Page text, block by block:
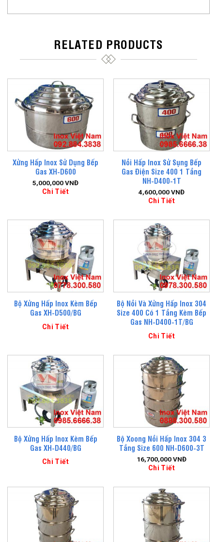
RELATED PRODUCTS
Xửng Hấp Inox Sử Dụng Bếp
Gas XH-D600
5,000,000VNĐ
Chi Tiết
Nồi Hấp Inox Sử Sụng Bếp
Gas Điện Size 400 1 Tầng
NH-D400-1T
4,600,000VNĐ
Chi Tiết
Bộ Xửng Hấp Inox Kèm Bếp
Gas XH-D500/BG
Chi Tiết
Bộ Nồi Và Xửng Hấp Inox 304
Size 400 Có 1 Tầng Kèm Bếp
Gas NH-D400-1T/BG
Chi Tiết
Bộ Xửng Hấp Inox Kèm Bếp
Gas XH-D440/BG
Chi Tiết
Bộ Xoong Nồi Hấp Inox 304 3
Tầng Size 600 NH-D600-3T
16,700,000VNĐ
Chi Tiết